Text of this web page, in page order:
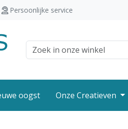
Persoonlijke service
Zoek veld
oogst Onze Creatieven